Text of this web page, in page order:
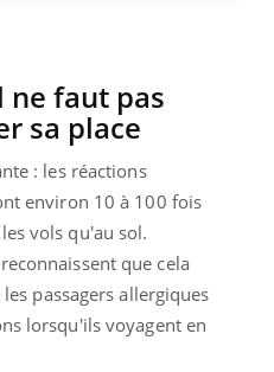
ne faut pas
sa place
: ​​les réactions
environ 10 à 100 fois
vols qu'au sol.
que cela
passagers allergiques
lorsqu'ils voyagent en